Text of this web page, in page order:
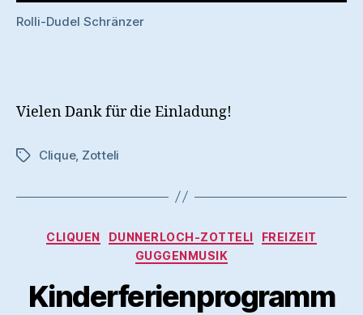
Rolli-Dudel Schränzer
Vielen Dank für die Einladung!
Schlagwörter
Clique, Zotteli
Kategorien
CLIQUEN DUNNERLOCH-ZOTTELI
FREIZEIT
GUGGENMUSIK
Kinderferienprogramm